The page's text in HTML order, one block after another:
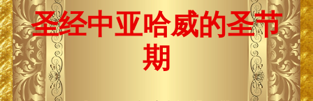
圣经中亚哈威的圣节
期